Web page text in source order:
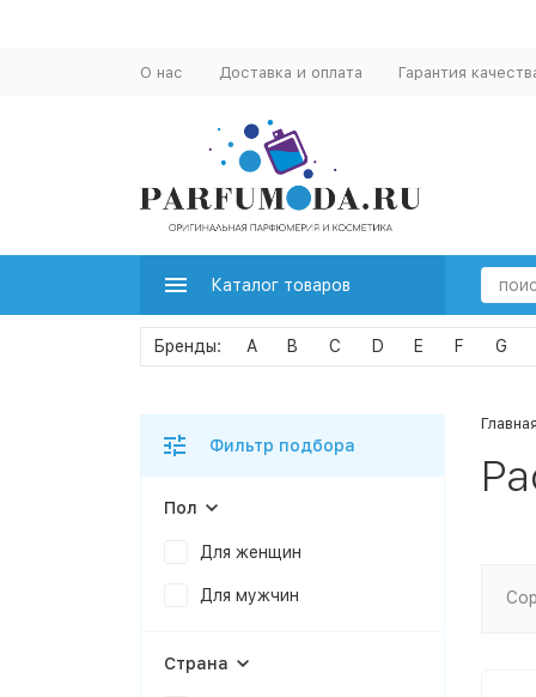
О нас Доставка и оплата Гарантия
Каталог товаров
A B C D E F G
Главная
Фильтр подбора
Пол
Для женщин
Для мужчин
Страна